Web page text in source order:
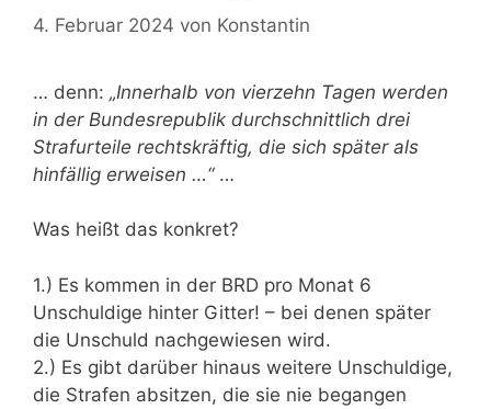
4. Februar 2024 von Konstantin
… denn: „Innerhalb von vierzehn Tagen werden
in der Bundesrepublik durchschnittlich drei
Strafurteile rechtskräftig, die sich später als
hinfällig erweisen …“…
Was heißt das konkret?
1.) Es kommen in der BRD pro Monat 6
Unschuldige hinter Gitter! – bei denen später
die Unschuld nachgewiesen wird.
2.) Es gibt darüber hinaus weitere Unschuldige,
die Strafen absitzen, die sie nie begangen